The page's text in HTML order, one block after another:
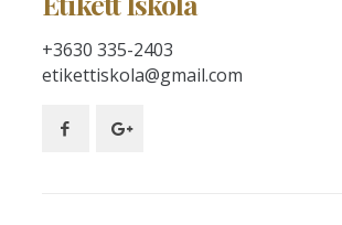
+3630 335-2403
etikettiskola@gmail.com